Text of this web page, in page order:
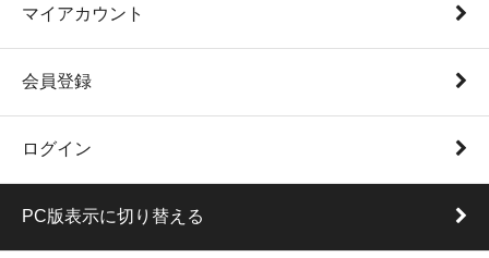
マイアカウント
会員登録
ログイン
PC版表示に切り替える